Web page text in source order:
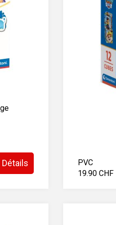
Détails
PVC
19.90 CHF